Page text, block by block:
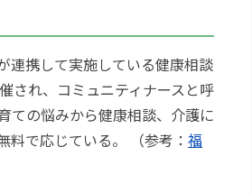
連携して実施している健康相談
され、コミュニティナースと呼
ての悩みから健康相談、介護に
で応じている。 （参考： 福